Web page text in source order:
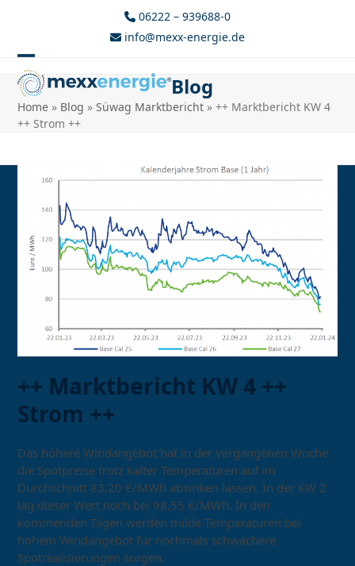
06222 – 939688-0
info@mexx-energie.de
Open
mobile
menu
Close
mobile
menu
Blog
Home » Blog »Süwag Marktbericht »++ Marktbericht KW 4
++ Strom ++
++ Marktbericht KW 4 ++
Strom ++
Das höhere Windangebot hat in der vergangenen Woche
die Spotpreise trotz kalter Temperaturen auf im
Durchschnitt 83,20 €/MWh absinken lassen. In der KW 2
lag dieser Wert noch bei 98,55 €/MWh. In den
kommenden Tagen werden milde Temperaturen bei
hohem Windangebot für nochmals schwächere
Spotrealisierungen sorgen.